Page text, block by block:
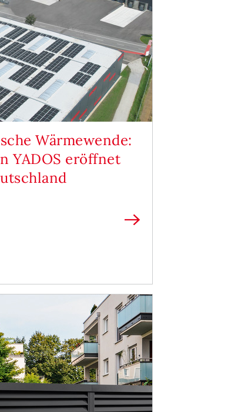
Wärmewende:
YADOS eröffnet